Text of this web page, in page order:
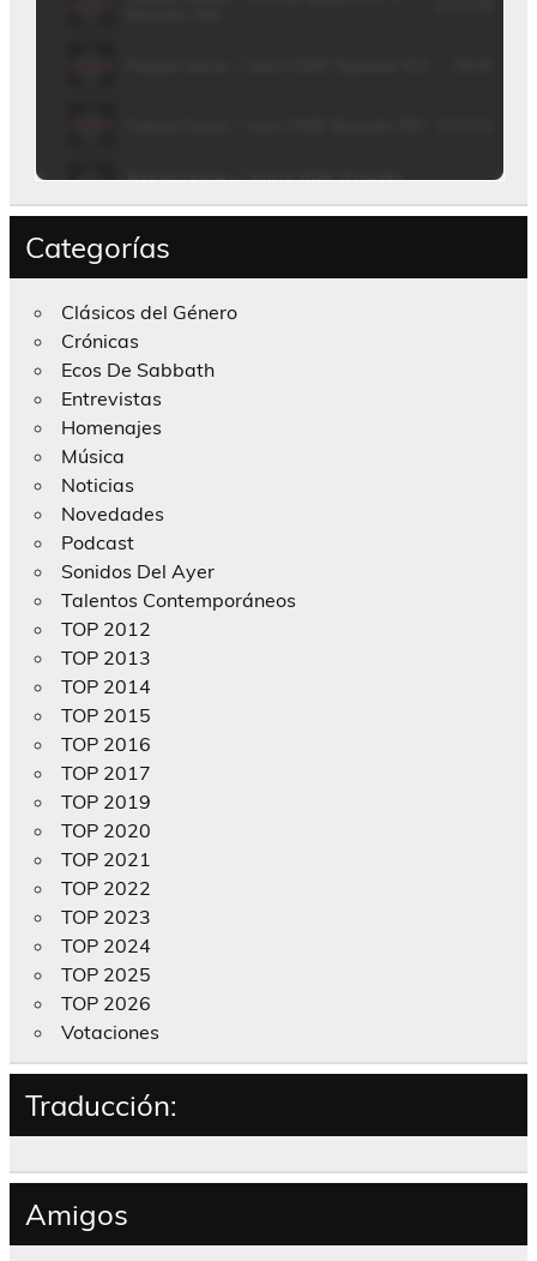
Categorías
Clásicos del Género
Crónicas
Ecos De Sabbath
Entrevistas
Homenajes
Música
Noticias
Novedades
Podcast
Sonidos Del Ayer
Talentos Contemporáneos
TOP 2012
TOP 2013
TOP 2014
TOP 2015
TOP 2016
TOP 2017
TOP 2019
TOP 2020
TOP 2021
TOP 2022
TOP 2023
TOP 2024
TOP 2025
TOP 2026
Votaciones
Traducción:
Amigos